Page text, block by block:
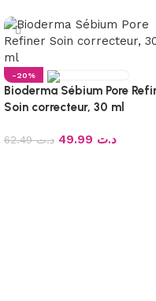
-20%
Bioderma Sébium Pore
Soin correcteur, 30 ml
د.ت62.49 د.ت